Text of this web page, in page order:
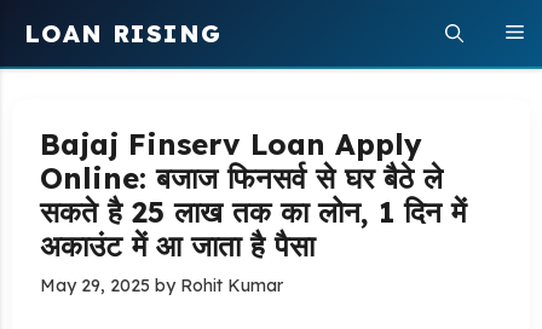
content
LOAN RISING
Bajaj Finserv Loan Apply
Online: बजाज फिनसर्व से घर बैठे ले
सकते है 25 लाख तक का लोन, 1 दिन में
अकाउंट में आ जाता है पैसा
May 29, 2025 by Rohit Kumar